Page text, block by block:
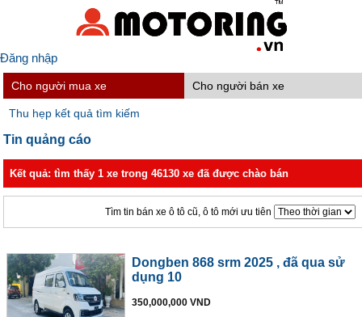
Đăng nhập
Cho người mua xe Cho người bán xe
Thu hẹp kết quả tìm kiếm
Tin quảng cáo
Kết quả: tìm thấy 1 xe trong 46130 xe đã được chào bán
Tìm tin bán xe ô tô cũ, ô tô mới ưu tiên
Dongben 868 srm 2025 , đã qua sử
dụng 10
350,000,000 VND